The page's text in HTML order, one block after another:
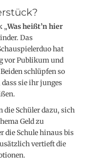
„Was heißt’n hier
Das
hat
vor Publikum und
schlüpfen so
sie ihr junges
die Schüler dazu, sich
Geld zu
die Schule hinaus bis
vertieft die